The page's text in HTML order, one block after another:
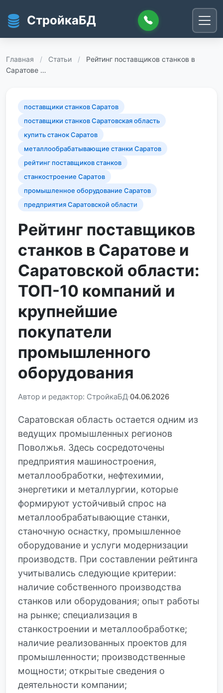
СтройкаБД
Главная / Статьи /
Рейтинг поставщиков станков в
Саратове …
поставщики станков Саратов
поставщики станков Саратовская область
купить станок Саратов
металлообрабатывающие станки Саратов
рейтинг поставщиков станков
станкостроение Саратов
промышленное оборудование Саратов
предприятия Саратовской области
Рейтинг поставщиков
станков в Саратове и
Саратовской области:
ТОП-10 компаний и
крупнейшие
покупатели
промышленного
оборудования
Автор и редактор: СтройкаБД 04.06.2026
Саратовская область остается одним из
ведущих промышленных регионов
Поволжья. Здесь сосредоточены
предприятия машиностроения,
металлообработки, нефтехимии,
энергетики и металлургии, которые
формируют устойчивый спрос на
металлообрабатывающие станки,
станочную оснастку, промышленное
оборудование и услуги модернизации
производств. При составлении рейтинга
учитывались следующие критерии:
наличие собственного производства
станков или оборудования; опыт работы
на рынке; специализация в
станкостроении и металлообработке;
наличие реализованных проектов для
промышленности; производственные
мощности; открытые сведения о
деятельности компании;